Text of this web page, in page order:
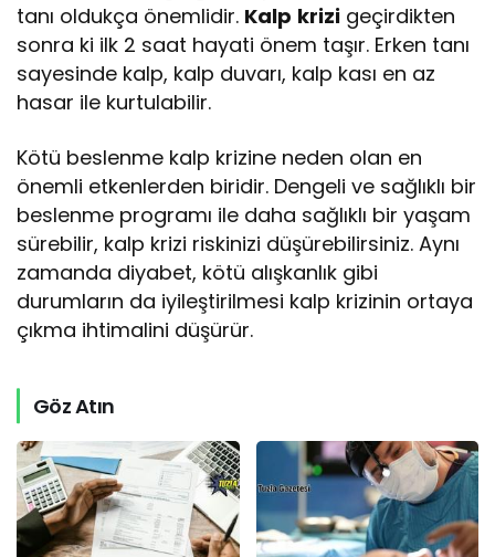
tanı oldukça önemlidir. Kalp krizi geçirdikten
sonra ki ilk 2 saat hayati önem taşır. Erken tanı
sayesinde kalp, kalp duvarı, kalp kası en az
hasar ile kurtulabilir.
Kötü beslenme kalp krizine neden olan en
önemli etkenlerden biridir. Dengeli ve sağlıklı bir
beslenme programı ile daha sağlıklı bir yaşam
sürebilir, kalp krizi riskinizi düşürebilirsiniz. Aynı
zamanda diyabet, kötü alışkanlık gibi
durumların da iyileştirilmesi kalp krizinin ortaya
çıkma ihtimalini düşürür.
Göz Atın